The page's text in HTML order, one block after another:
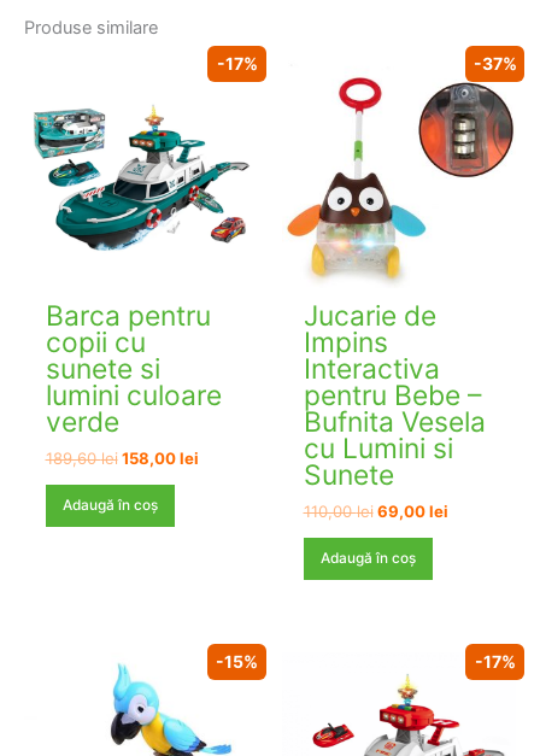
Produse similare
-17%
Barca pentru
copii cu
sunete si
lumini culoare
verde
189,60lei Prețul
a
fost:
158,00leiPrețul
Adaugă în coș
-37%
Jucarie de
Impins
Interactiva
pentru Bebe –
Bufnita Vesela
cu Lumini si
Sunete
110,00lei Prețul
a
69,00leiPrețul
Adaugă în coș
-15% -17%